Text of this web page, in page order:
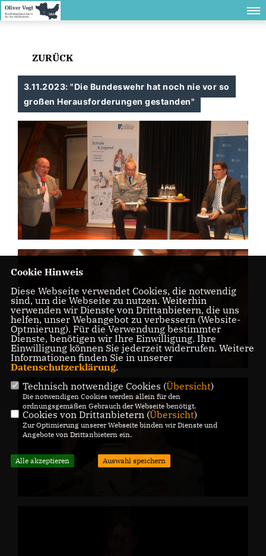
ZURÜCK
3.11.2023: "Die Bundeswehr hat noch nie vor so
großen Herausforderungen gestanden"
Cookie Hinweis
Diese Webseite verwendet Cookies, die notwendig
sind, um die Webseite zu nutzen. Weiterhin
verwenden wir Dienste von Drittanbietern, die uns
helfen, unser Webangebot zu verbessern (Website-
Optmierung). Für die Verwendung bestimmter
Dienste, benötigen wir Ihre Einwilligung. Ihre
Einwilligung können Sie jederzeit widerrufen. Weitere
Informationen finden Sie in unserer
Datenschutzerklärung.
Technisch notwendige Cookies (Übersicht)
Die notwendigen Cookies werden allein für den
ordnungsgemäßen Gebrauch der Webseite benötigt.
Cookies von Drittanbietern (Übersicht)
Zur Optimierung unserer Webseite binden wir Dienste und
Angebote von Drittanbietern ein.
Alle akzeptieren Auswahl speichern